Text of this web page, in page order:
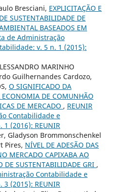
Bresciani, EXPLICITAÇÃO E
SUSTENTABILIDADE DE
BASEADOS EM
de Administração
v. 5 n. 1 (2015):
MARINHO
Guilhernandes Cardozo,
O SIGNIFICADO DA
DE COMUNHÃO
DE MERCADO , REUNIR
Contabilidade e
(2016): REUNIR
Gladyson Brommonschenkel
Pires, NÍVEL DE ADESÃO DAS
MERCADO CAPIXABA AO
DE SUSTENTABILIDADE GRI ,
Contabilidade e
(2015): REUNIR